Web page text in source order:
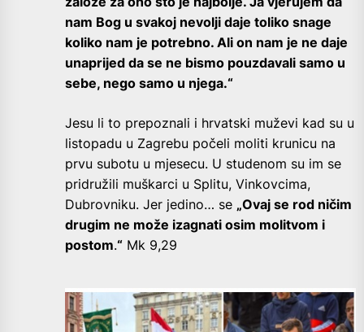
nam Bog u svakoj nevolji daje toliko snage
koliko nam je potrebno. Ali on nam je ne daje
unaprijed da se ne bismo pouzdavali samo u
sebe, nego samo u njega.“
Jesu li to prepoznali i hrvatski muževi kad su u
listopadu u Zagrebu počeli moliti krunicu na
prvu subotu u mjesecu. U studenom su im se
pridružili muškarci u Splitu, Vinkovcima,
Dubrovniku. Jer jedino… se „Ovaj se rod ničim
drugim ne može izagnati osim molitvom i
postom.“ Mk 9,29